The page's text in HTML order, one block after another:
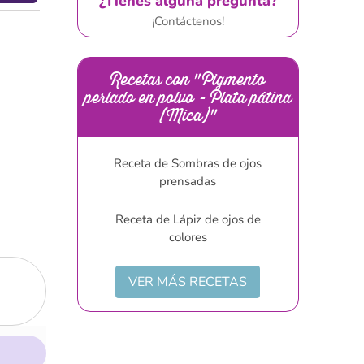
¡Contáctenos!
Recetas con "Pigmento
perlado en polvo - Plata pátina
(Mica)"
Receta de Sombras de ojos
prensadas
Receta de Lápiz de ojos de
colores
VER MÁS RECETAS